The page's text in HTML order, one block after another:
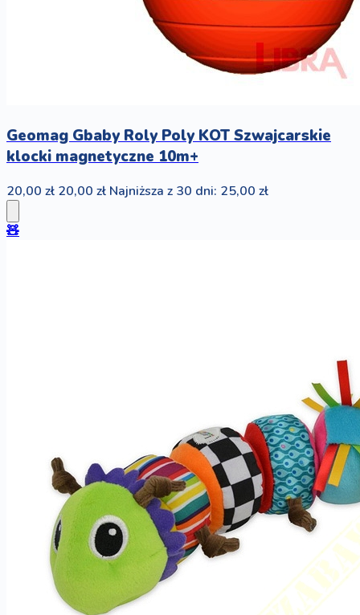
Geomag Gbaby Roly Poly KOT Szwajcarskie
klocki magnetyczne 10m+
20,00 zł 20,00 zł Najniższa z 30 dni: 25,00 zł
🧸